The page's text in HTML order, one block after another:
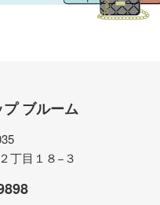
ブルーム
丁目１８−３